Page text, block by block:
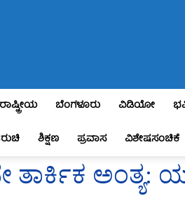
ರಾಷ್ಟ್ರೀಯ ಬೆಂಗಳೂರು ವಿಡಿಯೋ
ಶಿಕ್ಷಣ ಪ್ರವಾಸ ವಿಶೇಷಸಂಚಿಕೆ
ತಾರ್ಕಿಕ ಅಂತ್ಯ: